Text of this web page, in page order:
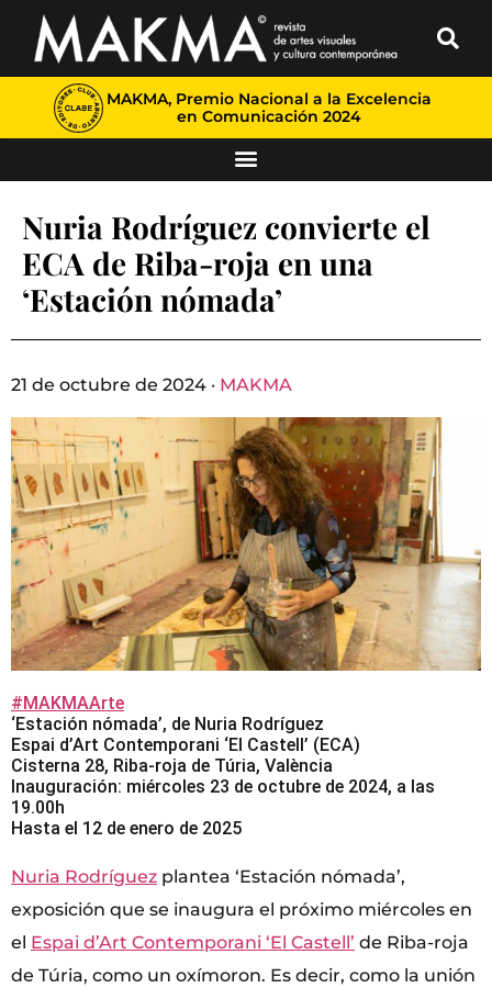
MAKMA, Premio Nacional a la Excelencia
en Comunicación 2024
Nuria Rodríguez convierte el
ECA de Riba-roja en una
‘Estación nómada’
21 de octubre de 2024 · MAKMA
#MAKMAArte
‘Estación nómada’, de Nuria Rodríguez
Espai d’Art Contemporani ‘El Castell’ (ECA)
Cisterna 28, Riba-roja de Túria, València
Inauguración: miércoles 23 de octubre de 2024, a las
19.00h
Hasta el 12 de enero de 2025
Nuria Rodríguez plantea ‘Estación nómada’,
exposición que se inaugura el próximo miércoles en
el Espai d’Art Contemporani ‘El Castell’ de Riba-roja
de Túria, como un oxímoron. Es decir, como la unión